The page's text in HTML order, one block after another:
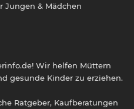
Jungen & Mädchen
Wir helfen Müttern
gesunde Kinder zu erziehen.
Ratgeber, Kaufberatungen